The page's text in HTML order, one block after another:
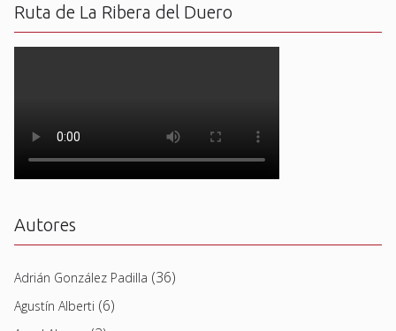
Ruta de La Ribera del Duero
Autores
Adrián González Padilla (36)
Agustín Alberti (6)